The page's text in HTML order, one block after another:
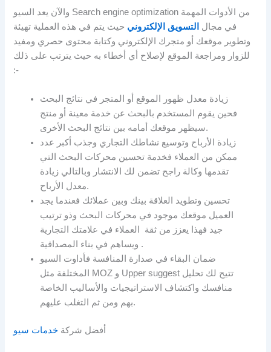
والآن يعد السيو Search engine optimization من الأدوات المهمة
في مجال
التسويق الإلكتروني حيث يتم في هذه العملية تهيئة
وتطوير موقعك أو متجرك الإلكتروني وكتابة محتوى حصري ومفيد
للزوار ومراجعة الموقع لإصلاح أي أخطاء به حيث يترتب على ذلك
:-
زيادة معدل ظهور الموقع أو المتجر في نتائج البحث
فحين يقوم المستخدم بالبحث عن خدمة معينة أو منتج
سيظهر موقعك أمامه بين نتائج البحث الأخرى.
زيادة الأرباح وتوسيع نشاطك التجاري وجذب أكبر عدد
ممكن من العملاء فخدمة تحسين محركات البحث التي
تقدمها وكالة راجح تضمن لك الانتشار وبالتالي زيادة
معدل الأرباح.
تحسين وتطويد العلاقة بينك وبين عملائك فعندما يجد
العميل موقعك موجود في محركات البحث وذو ترتيب
جيد فهذا يعزز من ثقة العملاء في علامتك التجارية
ويساهم في بناء المصداقية .
ضمان البقاء في صدارة المنافسة فأداوت السيو
المختلفة مثل MOZ و Upper suggest تتيح لك تحليل
منافسك واكتشاف الاستراتيجيات والأساليب الخاصة
بهم ومن ثم التغلب عليهم.
أفضل شركة خدمات سيو